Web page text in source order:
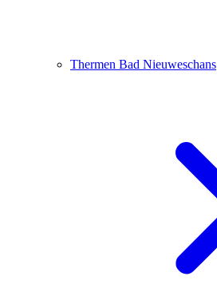
Thermen Bad Nieuweschans